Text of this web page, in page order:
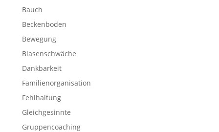
Bauch
Beckenboden
Bewegung
Blasenschwäche
Dankbarkeit
Familienorganisation
Fehlhaltung
Gleichgesinnte
Gruppencoaching